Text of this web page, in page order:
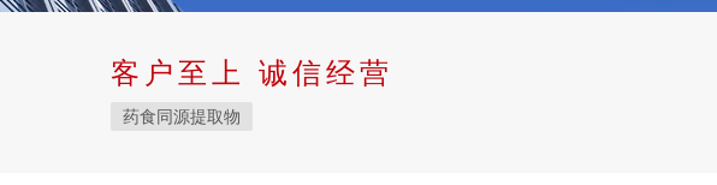
客户至上 诚信经营
药食同源提取物